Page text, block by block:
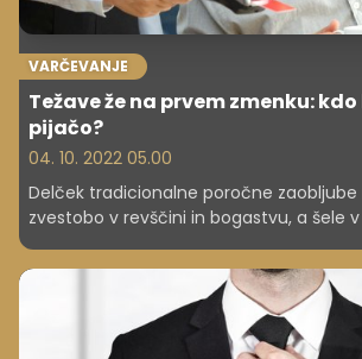
VARČEVANJE
Težave že na prvem zmenku:
pijačo?
04. 10. 2022 05.00
Delček tradicionalne poročne
zvestobo v revščini in bogastvu, a šele
stres je namreč v zgornjem vrhu
in družinske konflikte pa tudi ločitve.